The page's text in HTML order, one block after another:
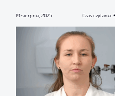
19 sierpnia, 2025 Czas czytania: